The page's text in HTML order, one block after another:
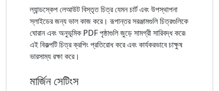
ল্যান্ডস্কেপ লেআউট বিস্তৃত চিত্র যেমন চার্ট এবং উপস্থাপনা
স্লাইডের জন্য ভাল কাজ করে। রূপান্তর সরঞ্জামগুলি চিত্রগুলিকে
ঘোরান এবং অনুভূমিক PDF পৃষ্ঠাগুলি জুড়ে সামগ্রী সারিবদ্ধ করে৷
এই বিকল্পটি চিত্র ক্রপিং প্রতিরোধ করে এবং কার্যকরভাবে চাক্ষুষ
ভারসাম্য রক্ষা করে।
মার্জিন সেটিংস